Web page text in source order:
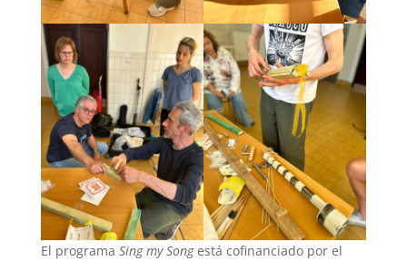
El programa Sing my Songestá cofinanciado por el